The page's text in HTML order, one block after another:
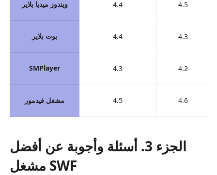
ويندوز ميديا بلاير
بوت بلاير
SMPlayer
مشغل فيدمور
4.4 4.5
4.4 4.3
4.3 4.2
4.5 4.6
الجزء 3. أسئلة وأجوبة عن أفضل
مشغل SWF